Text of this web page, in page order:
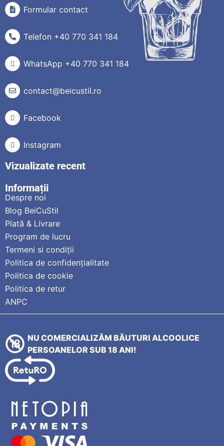
Formular contact
Telefon +40 770 341 184
WhatsApp +40 770 341 184
contact@beicustil.ro
Facebook
Instagram
Vizualizate recent
Informații
Despre noi
Blog BeiCuStil
Plată & Livrare
Program de lucru
Termeni si condiții
Politica de confidențialitate
Politica de cookie
Politica de retur
ANPC
NU COMERCIALIZĂM BĂUTURI ALCOOLICE
PERSOANELOR SUB 18 ANI!